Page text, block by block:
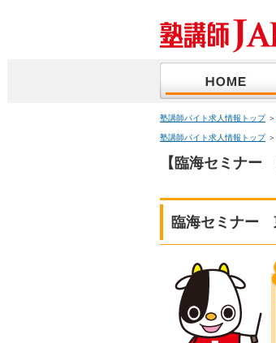
塾講師バイト求人情報トップ＞
塾講師バイト求人情報トップ＞
【臨海セミナ
臨海セミナー